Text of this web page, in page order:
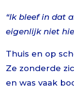
“Ik bleef in dat
eigenlijk niet
Thuis en op
Ze zonderde
en was vaak